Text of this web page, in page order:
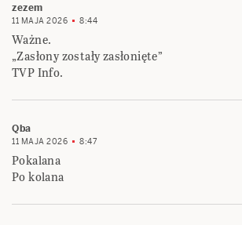
zezem
11 MAJA 2026 8:44
Ważne.
„Zasłony zostały zasłonięte”
TVP Info.
Qba
11 MAJA 2026 8:47
Pokalana
Po kolana